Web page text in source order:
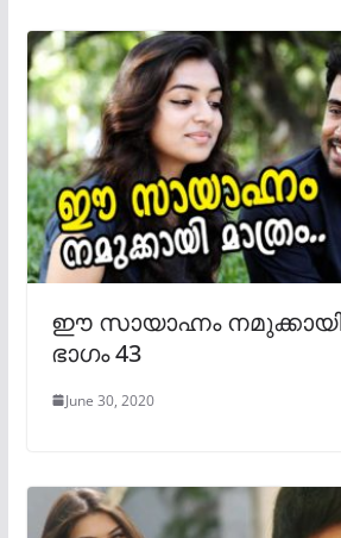
ഈ സായാഹ്നം നമുക്കായി
ഭാഗം 43
June 30, 2020